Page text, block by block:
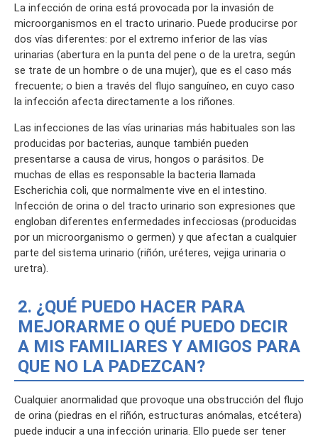
La infección de orina está provocada por la invasión de
microorganismos en el tracto urinario. Puede producirse por
dos vías diferentes: por el extremo inferior de las vías
urinarias (abertura en la punta del pene o de la uretra, según
se trate de un hombre o de una mujer), que es el caso más
frecuente; o bien a través del flujo sanguíneo, en cuyo caso
la infección afecta directamente a los riñones.
Las infecciones de las vías urinarias más habituales son las
producidas por bacterias, aunque también pueden
presentarse a causa de virus, hongos o parásitos. De
muchas de ellas es responsable la bacteria llamada
Escherichia coli, que normalmente vive en el intestino.
Infección de orina o del tracto urinario son expresiones que
engloban diferentes enfermedades infecciosas (producidas
por un microorganismo o germen) y que afectan a cualquier
parte del sistema urinario (riñón, uréteres, vejiga urinaria o
uretra).
2. ¿QUÉ PUEDO HACER PARA
MEJORARME O QUÉ PUEDO DECIR
A MIS FAMILIARES Y AMIGOS PARA
QUE NO LA PADEZCAN?
Cualquier anormalidad que provoque una obstrucción del flujo
de orina (piedras en el riñón, estructuras anómalas, etcétera)
puede inducir a una infección urinaria. Ello puede ser tener